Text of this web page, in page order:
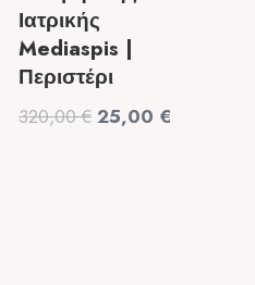
Ιατρικής
Mediaspis |
Περιστέρι
320,00€ Original
25,00 €